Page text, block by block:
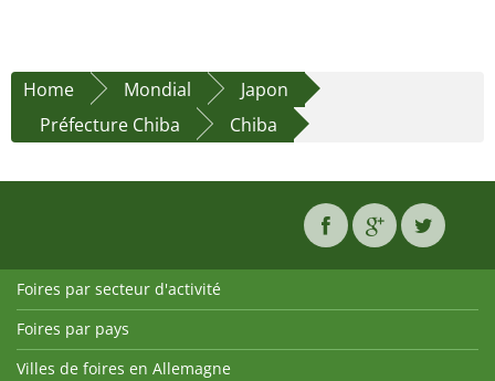
Home Mondial
Japon
Préfecture Chiba
Chiba
Foires par secteur d'activité
Foires par pays
Villes de foires en Allemagne